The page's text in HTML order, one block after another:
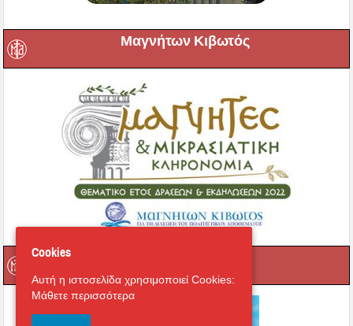
Μαγνήτων Κιβωτός
Cookies
Αυτή η ιστοσελίδα χρησιμοποιεί Cookies:
Μάθετε περισσότερα